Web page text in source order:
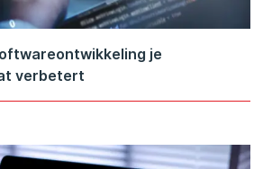
je
verbetert